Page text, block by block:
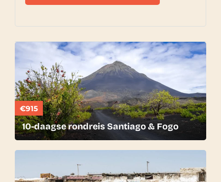
€915
10-daagse rondreis Santiago & Fogo